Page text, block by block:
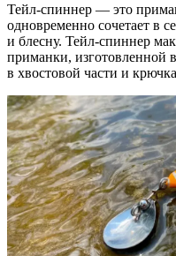
Тейл-спиннер — это
одновременно сочетает в
и блесну. Тейл-спиннер
приманки, изготовленной
в хвостовой части и крючка